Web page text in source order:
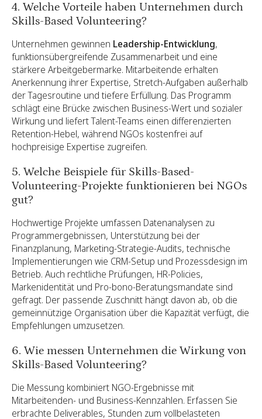
4. Welche Vorteile haben Unternehmen durch
Skills-Based Volunteering?
Unternehmen gewinnen Leadership-Entwicklung,
funktionsübergreifende Zusammenarbeit und eine
stärkere Arbeitgebermarke. Mitarbeitende erhalten
Anerkennung ihrer Expertise, Stretch-Aufgaben außerhalb
der Tagesroutine und tiefere Erfüllung. Das Programm
schlägt eine Brücke zwischen Business-Wert und sozialer
Wirkung und liefert Talent-Teams einen differenzierten
Retention-Hebel, während NGOs kostenfrei auf
hochpreisige Expertise zugreifen.
5. Welche Beispiele für Skills-Based-
Volunteering-Projekte funktionieren bei NGOs
gut?
Hochwertige Projekte umfassen Datenanalysen zu
Programmergebnissen, Unterstützung bei der
Finanzplanung, Marketing-Strategie-Audits, technische
Implementierungen wie CRM-Setup und Prozessdesign im
Betrieb. Auch rechtliche Prüfungen, HR-Policies,
Markenidentität und Pro-bono-Beratungsmandate sind
gefragt. Der passende Zuschnitt hängt davon ab, ob die
gemeinnützige Organisation über die Kapazität verfügt, die
Empfehlungen umzusetzen.
6. Wie messen Unternehmen die Wirkung von
Skills-Based Volunteering?
Die Messung kombiniert NGO-Ergebnisse mit
Mitarbeitenden- und Business-Kennzahlen. Erfassen Sie
erbrachte Deliverables, Stunden zum vollbelasteten